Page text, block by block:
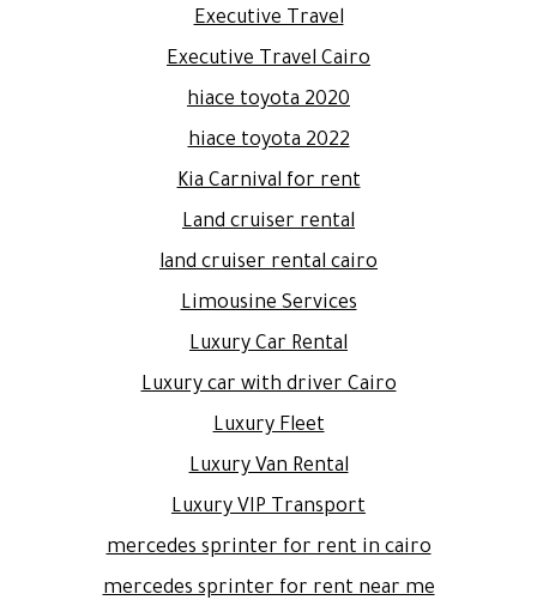
Executive Travel
Executive Travel Cairo
hiace toyota 2020
hiace toyota 2022
Kia Carnival for rent
Land cruiser rental
land cruiser rental cairo
Limousine Services
Luxury Car Rental
Luxury car with driver Cairo
Luxury Fleet
Luxury Van Rental
Luxury VIP Transport
mercedes sprinter for rent in cairo
mercedes sprinter for rent near me